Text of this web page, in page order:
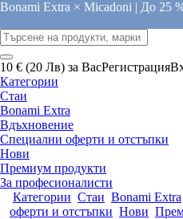
Bonami Extra × Micadoni | До 25
10 € (20 Лв) за ВасРегистрация
Категории
Стаи
Bonami Extra
Вдъхновение
Специални оферти и отстъпки
Нови
Премиум продукти
За професионалисти
Категории Стаи Bonami Extra
оферти и отстъпки Нови